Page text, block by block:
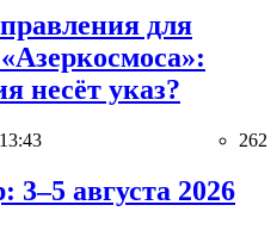
для
несёт указ?
13:43 262
3–5 августа 2026